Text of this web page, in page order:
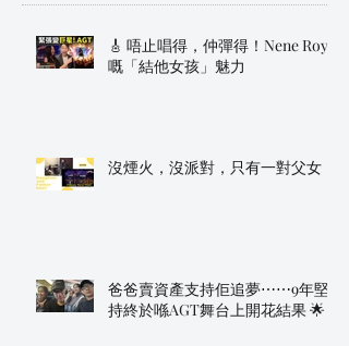
🎸 唔止唱得，仲彈得！Nene Royal
嘅「結他女孩」魅力
沒煙火，沒派對，只有一對父女
爸爸賣資產支持佢追夢⋯⋯9年堅
持終於喺AGT舞台上開花結果 🌟